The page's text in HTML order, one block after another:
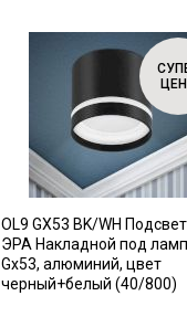
OL9 GX53 BK/WH
ЭРА Накладной под
Gx53, алюминий, цвет
черный+белый (40/800)